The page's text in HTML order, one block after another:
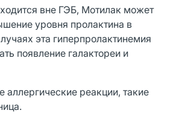
вне ГЭБ, Мотилак может
уровня пролактина в
эта гиперпролактинемия
появление галактореи и
аллергические реакции, такие